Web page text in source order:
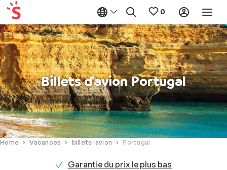
Billets d'avion Portugal
Home Vacances billets-avion Portugal
Garantie